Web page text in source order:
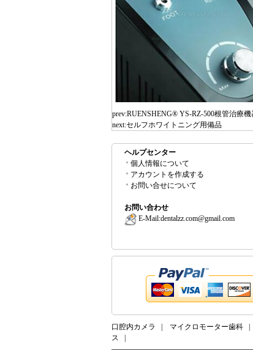
prev:RUENSHENG® YS-RZ-500根管治療
next:セルフホワイトニング用備品
ヘルプセンター
個人情報について
アカウントを作成する
お問い合せについて
お問い合わせ
E-Mail:dentalzz.com@gmail.com
口腔内カメラ マイクロモーター歯科
ス